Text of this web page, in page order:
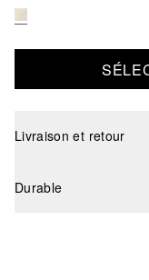
Livraison et retour
Durable